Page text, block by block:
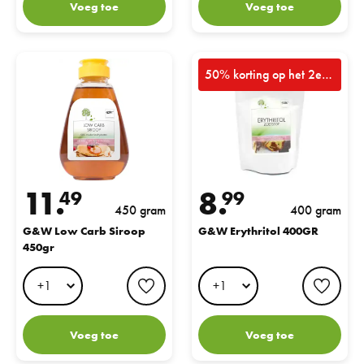
Voeg toe Voeg toe
G&W Low Carb Siroop 450gr
11.49 450 gram
G&W Low Carb Siroop
450gr
favorite button
Voeg toe
G&W Erythritol 400GR
50% korting op het 2e product
8.99 400 gram
G&W Erythritol 400GR
Voeg toe